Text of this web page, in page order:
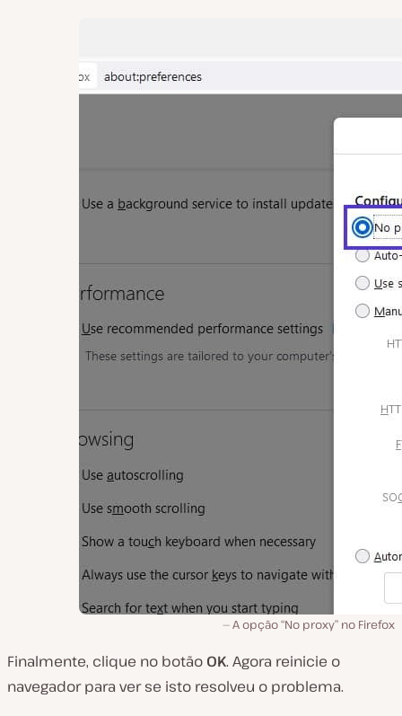
A opção “No proxy” no Firefox
Finalmente, clique no botão OK. Agora reinicie o
navegador para ver se isto resolveu o problema.